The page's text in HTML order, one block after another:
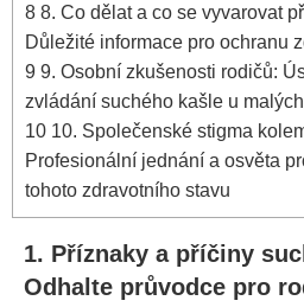
8 8. Co⁢ dělat a ​co se vyvarovat
Důležité informace​ pro ochranu
9 9. Osobní zkušenosti rodičů:
⁤zvládání suchého kašle u
10 10. Společenské stigma
Profesionální jednání a osvěta
⁢tohoto zdravotního stavu
1. Příznaky ⁣a příčiny
Odhalte průvodce ⁣pro